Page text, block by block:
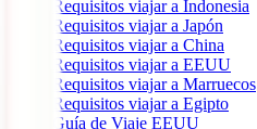
Requisitos viajar a Indonesia
Requisitos viajar a Japón
Requisitos viajar a China
Requisitos viajar a EEUU
Requisitos viajar a Marruecos
Requisitos viajar a Egipto
Guía de Viaje EEUU